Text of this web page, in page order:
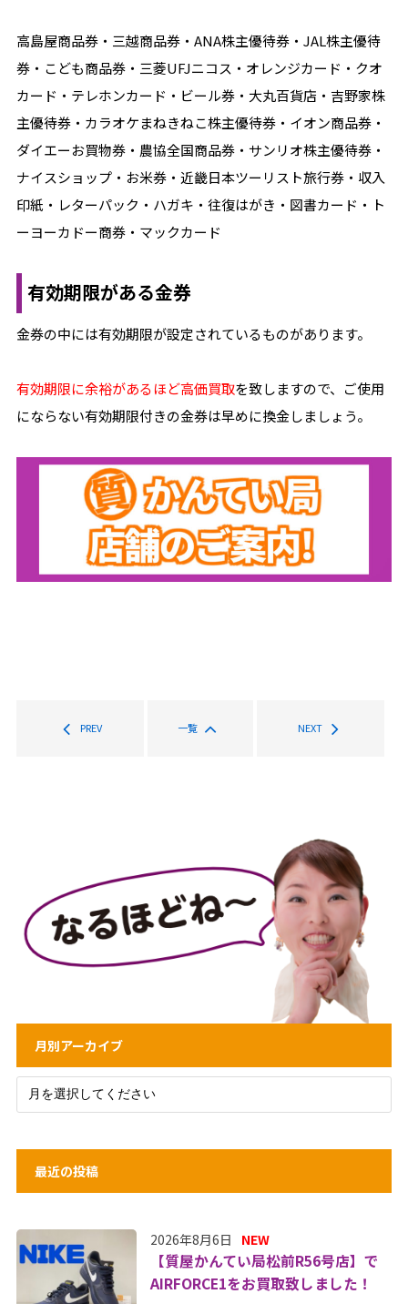
高島屋商品券・三越商品券・ANA株主優待券・JAL株主優待
券・こども商品券・三菱UFJニコス・オレンジカード・クオ
カード・テレホンカード・ビール券・大丸百貨店・吉野家株
主優待券・カラオケまねきねこ株主優待券・イオン商品券・
ダイエーお買物券・農協全国商品券・サンリオ株主優待券・
ナイスショップ・お米券・近畿日本ツーリスト旅行券・収入
印紙・レターパック・ハガキ・往復はがき・図書カード・ト
ーヨーカドー商券・マックカード
有効期限がある金券
金券の中には有効期限が設定されているものがあります。
有効期限に余裕があるほど高価買取を致しますので、ご使用
にならない有効期限付きの金券は早めに換金しましょう。
PREV 一覧 NEXT
月別アーカイブ
最近の投稿
2026年8月6日 NEW
【質屋かんてい局松前R56号店】で
AIRFORCE1をお買取致しました！